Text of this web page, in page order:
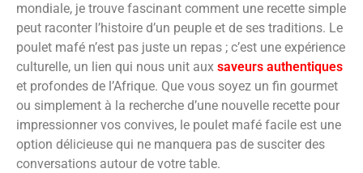
mondiale, je trouve fascinant comment une recette simple
peut raconter l’histoire d’un peuple et de ses traditions. Le
poulet mafé n’est pas juste un repas ; c’est une expérience
culturelle, un lien qui nous unit aux saveurs authentiques
et profondes de l’Afrique. Que vous soyez un fin gourmet
ou simplement à la recherche d’une nouvelle recette pour
impressionner vos convives, le poulet mafé facile est une
option délicieuse qui ne manquera pas de susciter des
conversations autour de votre table.